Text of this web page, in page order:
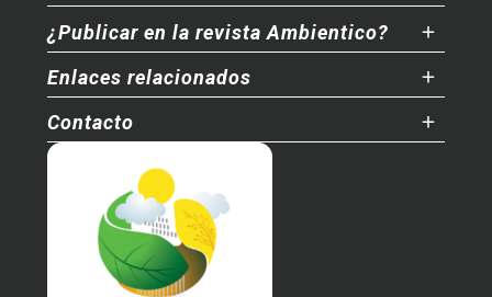
¿Publicar en la revista Ambientico?
Enlaces relacionados
Contacto